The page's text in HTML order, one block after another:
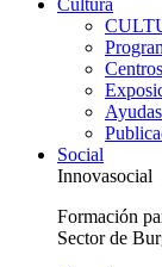
Cultura
Centros
Ayudas
Social
Innovasocial
Formación
Sector de